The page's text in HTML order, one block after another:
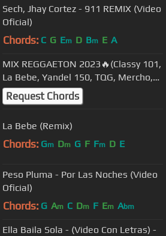
Sech, Jhay Cortez - 911 REMIX (Video
Oficial)
Chords: C G Em D Bm E A
MIX REGGAETON 2023🔥(Classy 101,
La Bebe, Yandel 150, TQG, Mercho,
Feid) NUEVO / ANTIGUO 🔥 DJ
PHILLIP
Request Chords
La Bebe (Remix)
Chords: Gm Dm G F Fm D E
Peso Pluma - Por Las Noches (Video
Oficial)
Chords: G Am C Dm F Em Abm
Ella Baila Sola - (Video Con Letras) -